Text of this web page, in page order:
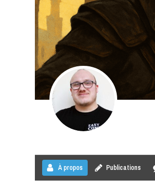
À propos Publications